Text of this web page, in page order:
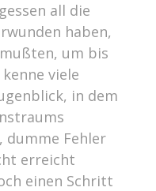
all die
haben,
um bis
viele
in dem
Fehler
erreicht
einen Schritt